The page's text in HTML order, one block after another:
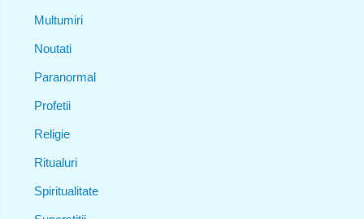
Multumiri
Noutati
Paranormal
Profetii
Religie
Ritualuri
Spiritualitate